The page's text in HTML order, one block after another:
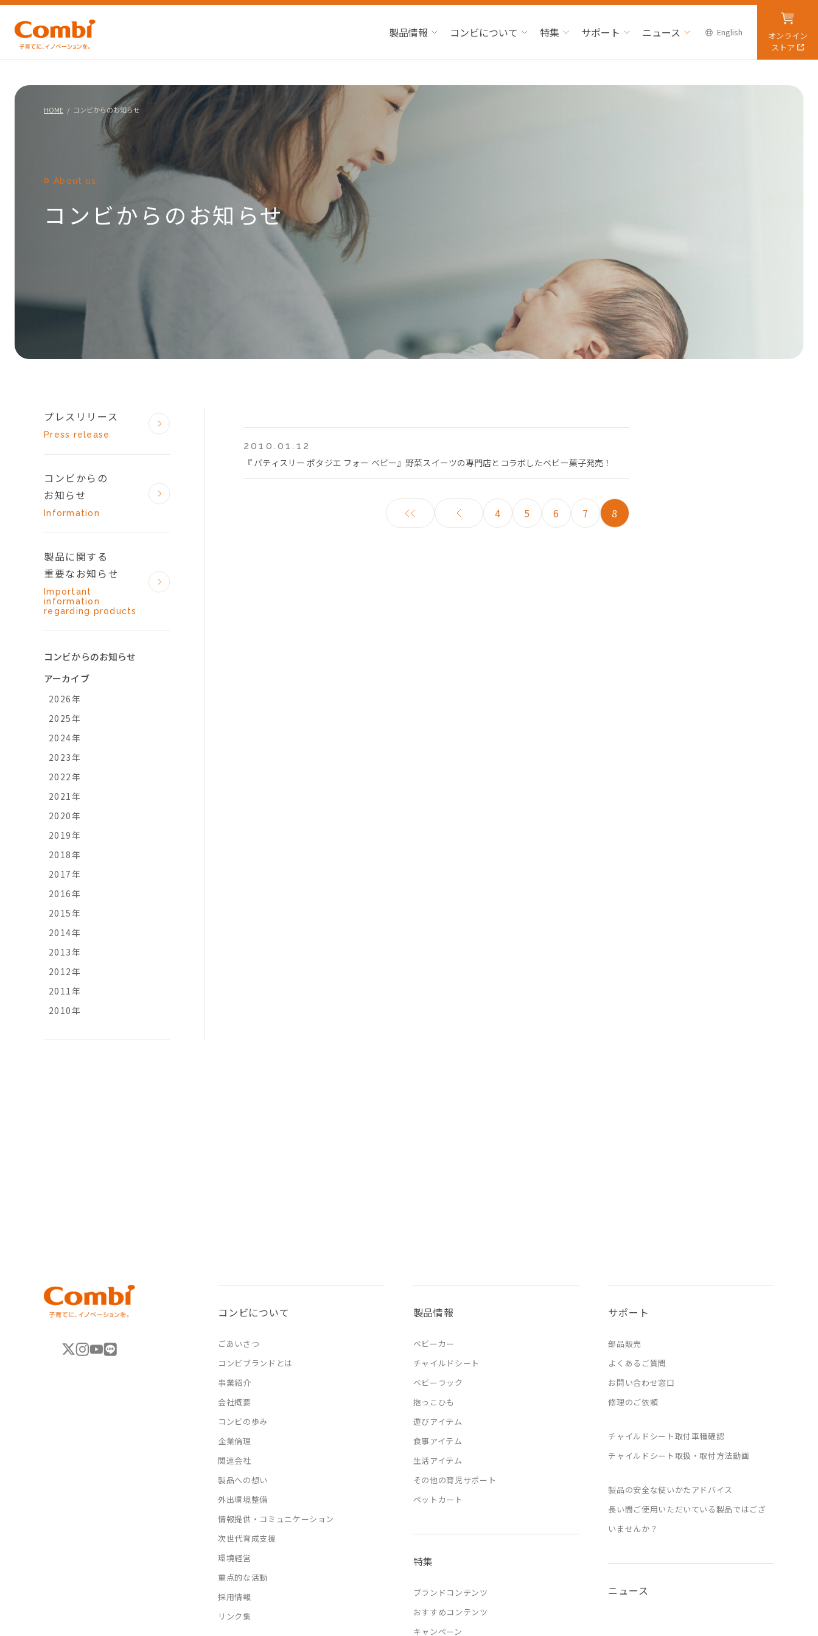
製品情報 コンビについて 特集 サポート ニュース English
オンライン
ストア
HOME コンビからのお知らせ
About us
コンビからのお知らせ
2010.01.12
『 パティスリー ポタジエ フォー ベビー』野菜スイーツの専門店とコラボしたベビー菓子発売！
4 5 6 7 8
プレスリリース
Press release
コンビからの
お知らせ
Information
製品に関する
重要なお知らせ
Important
information
regarding products
コンビからのお知らせ
アーカイブ
2026年
2025年
2024年
2023年
2022年
2021年
2020年
2019年
2018年
2017年
2016年
2015年
2014年
2013年
2012年
2011年
2010年
コンビについて
ごあいさつ
コンビブランドとは
事業紹介
会社概要
コンビの歩み
企業倫理
関連会社
製品への想い
外出環境整備
情報提供・コミュニケーション
次世代育成支援
環境経営
重点的な活動
採用情報
リンク集
製品情報
ベビーカー
チャイルドシート
ベビーラック
抱っこひも
遊びアイテム
食事アイテム
生活アイテム
その他の育児サポート
ペットカート
特集
ブランドコンテンツ
おすすめコンテンツ
キャンペーン
サポート
部品販売
よくあるご質問
お問い合わせ窓口
修理のご依頼
チャイルドシート取付車種確認
チャイルドシート取扱・取付方法動画
製品の安全な使いかたアドバイス
長い間ご使用いただいている製品ではござ
いませんか？
ニュース